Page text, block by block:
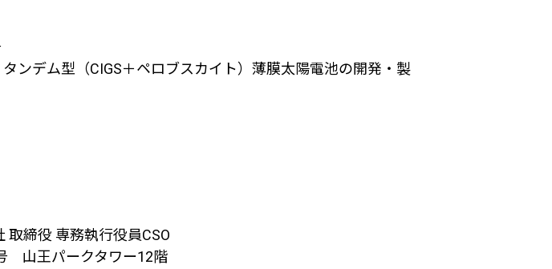
ンデム型（CIGS＋ペロブスカイト）薄膜太陽電池の開発・製
締役 専務執行役員CSO
山王パークタワー12階